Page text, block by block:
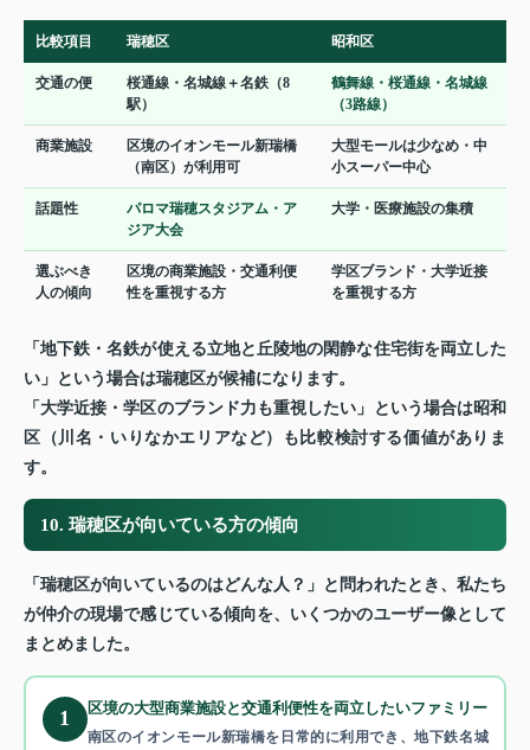
比較項目 瑞穂区 昭和区
交通の便
桜通線・名城線＋名鉄（8
駅）
鶴舞線・桜通線・名城線
（3路線）
商業施設
区境のイオンモール新瑞橋
（南区）が利用可
大型モールは少なめ・中
小スーパー中心
話題性
パロマ瑞穂スタジアム・ア
ジア大会
大学・医療施設の集積
選ぶべき
人の傾向
区境の商業施設・交通利便
性を重視する方
学区ブランド・大学近接
を重視する方
「地下鉄・名鉄が使える立地と丘陵地の閑静な住宅街を両立した
い」という場合は瑞穂区が候補になります。
「大学近接・学区のブランド力も重視したい」という場合は昭和
区（川名・いりなかエリアなど）も比較検討する価値がありま
す。
10. 瑞穂区が向いている方の傾向
「瑞穂区が向いているのはどんな人？」と問われたとき、私たち
が仲介の現場で感じている傾向を、いくつかのユーザー像として
まとめました。
1 区境の大型商業施設と交通利便性を両立したいファミリー
南区のイオンモール新瑞橋を日常的に利用でき、地下鉄名城